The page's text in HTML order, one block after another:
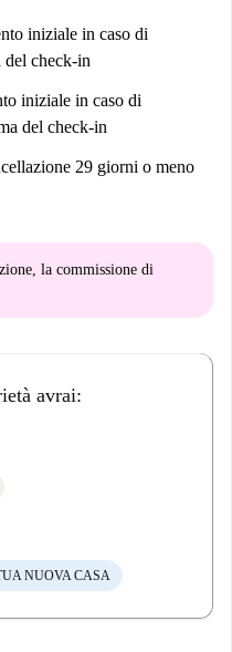
iniziale in caso di
check-in
iniziale in caso di
del check-in
29 giorni o meno
la commissione di
avrai:
NUOVA CASA